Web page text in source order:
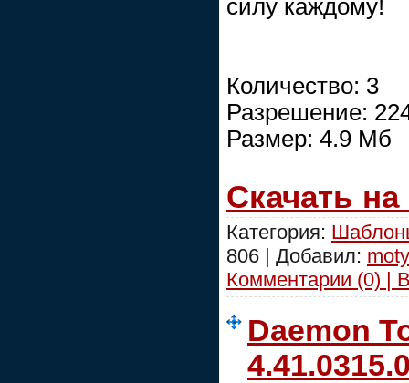
силу каждому!
Количество: 3
Разрешение:
Размер: 4.9 Мб
Скачать
Категория:
806 | Добавил:
Комментарии (0) |
Daemon